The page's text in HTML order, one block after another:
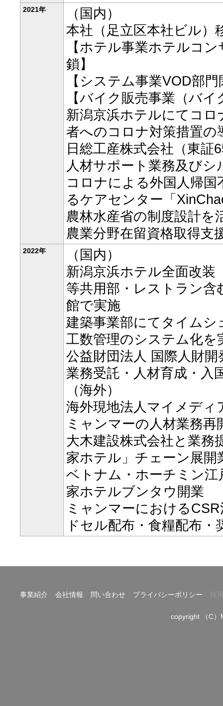
2021年
（国内）
本社（足立区本社ビル）
【ホテル事業ホテルコ
鎖】
【システム事業VOD部
【バイク販売事業（バ
新潟京浜ホテルにてコロ
者へのコロナ対策措置の
日総工産株式会社（東証
人材サポート業務及び
コロナによる外国人帰
るケアセンター「
農林水産省の制度設計を
農業分野在留資格取得支
2022年
（国内）
新潟京浜ホテル全面改装
等共用部・レストラン
館で実施
建築事業部にてタイムシ
工数管理のシステム化を
公益財団法人 国際人財
業務受託・人材育成・入
（海外）
海外現地法人マイメデ
ミャンマーの人材業務再
大木建設株式会社と業務
家ホテル」チェーン展開
ベトナム・ホーチミン
家ホテルブンタウ開業
ミャンマーにおける
ドセル配布・食糧配布
事業紹介 会社情報 問い合わせ プライバシーポリシー
copyright （C）